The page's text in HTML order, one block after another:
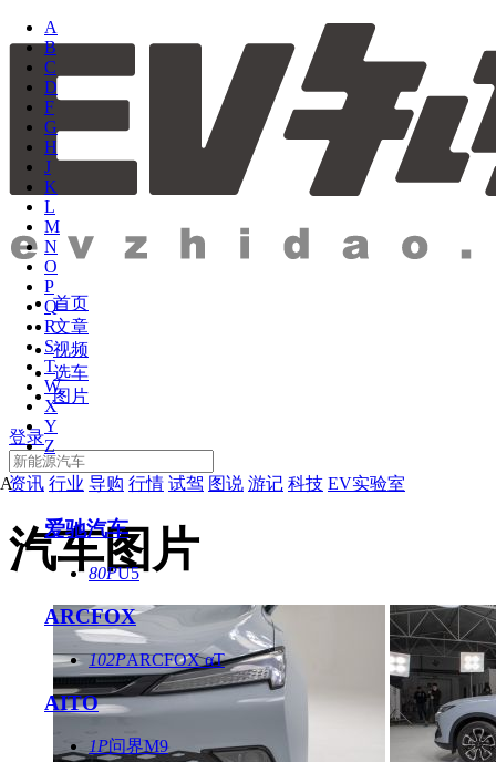
首页
文章
视频
选车
图片
登录
资讯 行业 导购 行情 试驾 图说 游记 科技 EV实验室
汽车图片
A
B
C
D
F
G
H
J
K
L
M
N
O
P
Q
R
S
T
W
X
Y
Z
A
爱驰汽车
80PU5
ARCFOX
102PARCFOX αT
AITO
1P问界M9